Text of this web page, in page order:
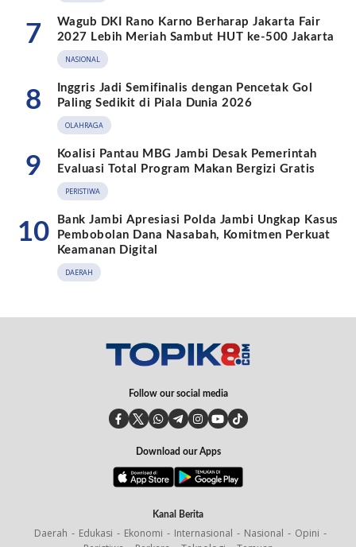
7
Wagub DKI Rano Karno Berharap Jakarta Fair
2027 Lebih Meriah Sambut HUT ke-500 Jakarta
NASIONAL
8
Inggris Jadi Semifinalis dengan Pencetak Gol
Paling Sedikit di Piala Dunia 2026
OLAHRAGA
9
Koalisi Pantau MBG Jambi Desak Pemerintah
Evaluasi Total Program Makan Bergizi Gratis
PERISTIWA
10
Bank Jambi Apresiasi Polda Jambi Ungkap Kasus
Pembobolan Dana Nasabah, Komitmen Perkuat
Keamanan Digital
DAERAH
Follow our social media
Download our Apps
Kanal Berita
Daerah Edukasi Ekonomi Internasional Nasional
Opini